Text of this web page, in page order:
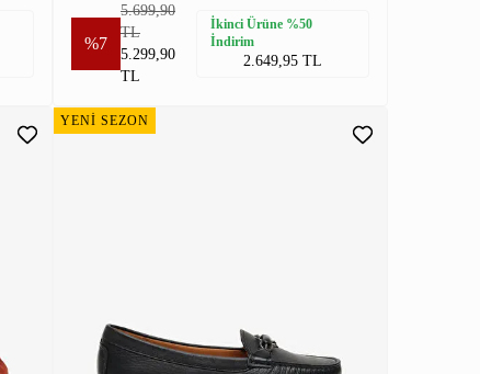
%7
5.699,90
TL
5.299,90
TL
İkinci Ürüne %50
İndirim
2.649,95 TL
YENİ SEZON